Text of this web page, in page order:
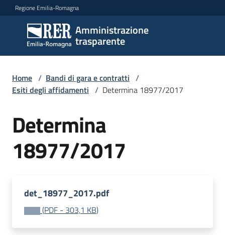
Vai al contenuto
Vai alla navigazione
Vai al footer
Regione Emilia-Romagna
Amministrazione
trasparente
Amministrazione
trasparente
Sottosezioni
Accesso
Home / Bandi di gara e contratti /
Esiti degli affidamenti / Determina 18977/2017
Determina
18977/2017
det_18977_2017.pdf
(PDF - 303,1 KB)